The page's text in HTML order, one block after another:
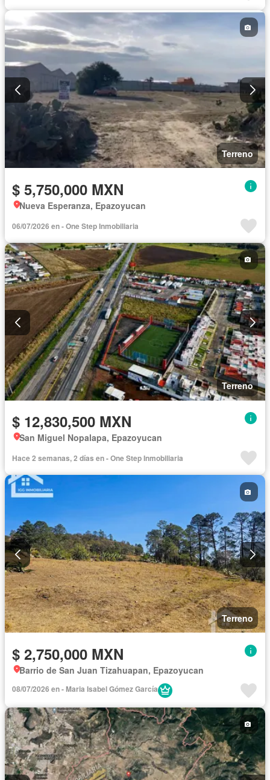
Terreno
$ 5,750,000 MXN
Nueva Esperanza, Epazoyucan
06/07/2026 en - One Step Inmobiliaria
Terreno
$ 12,830,500 MXN
San Miguel Nopalapa, Epazoyucan
Hace 2 semanas, 2 días en - One Step Inmobiliaria
Terreno
$ 2,750,000 MXN
Barrio de San Juan Tizahuapan, Epazoyucan
08/07/2026 en - Maria Isabel Gómez García